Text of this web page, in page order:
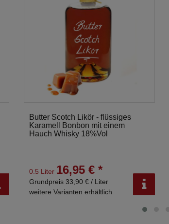
Butter Scotch Likör - flüssiges
Karamell Bonbon mit einem
Hauch Whisky 18%Vol
0.5 Liter 16,95 € *
Grundpreis 33,90 € / Liter
weitere Varianten erhältlich